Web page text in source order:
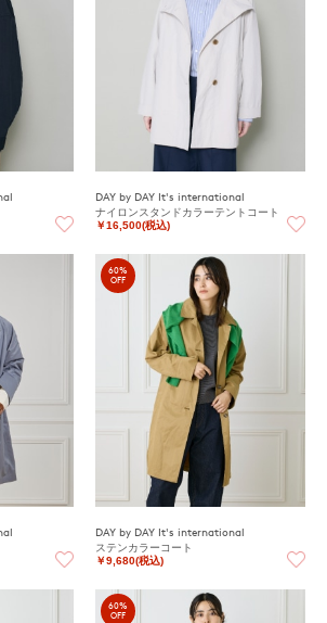
DAY by DAY It's international
ナイロンスタンドカラーテントコート
￥16,500(税込)
60%
OFF
DAY by DAY It's international
ステンカラーコート
￥9,680(税込)
60%
OFF